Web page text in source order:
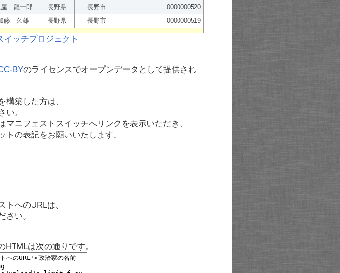
屋 龍一郎 長野県 長野市
0000000520
藤 久雄 長野県 長野市 0000000519
BYのライセンスでオープンデータとして提供され
構築した方は、
い。
ニフェストスイッチへリンクを表示いただき、
の表記をお願いいたします。
へのURLは、
さい。
は次の通りです。